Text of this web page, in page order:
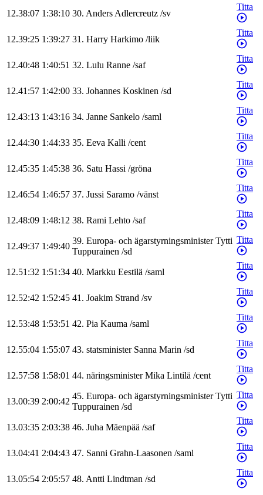
12.38:07 1:38:10 30. AndersAdlercreutz /sv
Titta
12.39:25 1:39:27 31. Harry Harkimo /liik
Titta
12.40:48 1:40:51 32. Lulu Ranne /saf
Titta
12.41:57 1:42:00 33. Johannes Koskinen /sd
Titta
12.43:13 1:43:16 34. Janne Sankelo /saml
Titta
12.44:30 1:44:33 35. Eeva Kalli /cent
Titta
12.45:35 1:45:38 36. Satu Hassi /gröna
Titta
12.46:54 1:46:57 37. Jussi Saramo /vänst
Titta
12.48:09 1:48:12 38. Rami Lehto /saf
Titta
12.49:37 1:49:40
39. Europa- och ägarstyrningsminister Tytti
Tuppurainen /sd
Titta
12.51:32 1:51:34 40. Markku Eestilä /saml
Titta
12.52:42 1:52:45 41. Joakim Strand /sv
Titta
12.53:48 1:53:51 42. Pia Kauma /saml
Titta
12.55:04 1:55:07 43. statsminister Sanna Marin /sd
Titta
12.57:58 1:58:01 44. näringsminister Mika Lintilä /cent
Titta
13.00:39 2:00:42
45. Europa- och ägarstyrningsminister Tytti
Tuppurainen /sd
Titta
13.03:35 2:03:38 46. Juha Mäenpää /saf
Titta
13.04:41 2:04:43 47. Sanni Grahn-Laasonen /saml
Titta
13.05:54 2:05:57 48. Antti Lindtman /sd
Titta